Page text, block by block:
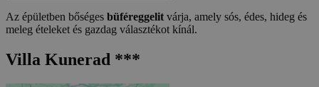
Az épületben bőséges büféreggelit várja, amely sós, édes, hideg és
meleg ételeket és gazdag választékot kínál.
Villa Kunerad ***